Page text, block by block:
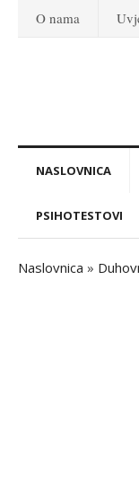
O nama
NASLOVNICA
PSIHOTESTOVI
Naslovnica »